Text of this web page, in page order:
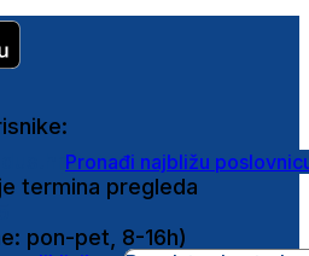
Pronađi najbližu
termina pregleda
pon-pet, 8-16h)